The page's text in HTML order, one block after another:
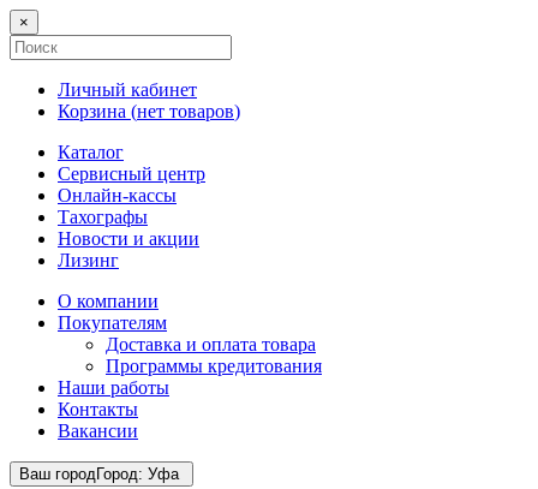
×
Личный кабинет
Корзина (нет товаров)
Каталог
Сервисный центр
Онлайн-кассы
Тахографы
Новости и акции
Лизинг
О компании
Покупателям
Доставка и оплата товара
Программы кредитования
Наши работы
Контакты
Вакансии
Ваш городГород: Уфа